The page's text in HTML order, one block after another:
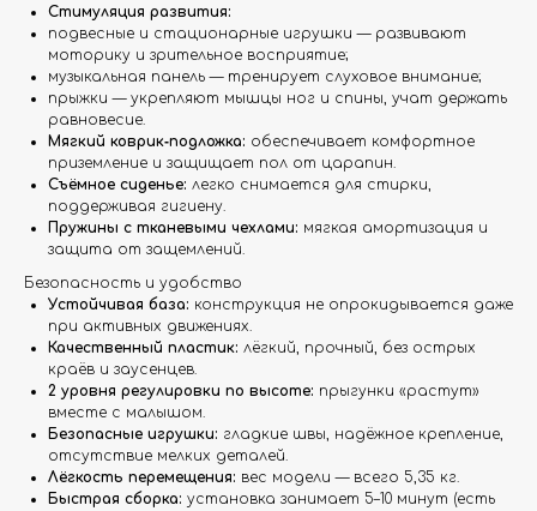
Стимуляция развития:
подвесные и стационарные игрушки — развивают
моторику и зрительное восприятие;
музыкальная панель — тренирует слуховое внимание;
прыжки — укрепляют мышцы ног и спины, учат держать
равновесие.
Мягкий коврик‑подложка: обеспечивает комфортное
приземление и защищает пол от царапин.
Съёмное сиденье: легко снимается для стирки,
поддерживая гигиену.
Пружины с тканевыми чехлами: мягкая амортизация и
защита от защемлений.
Безопасность и удобство
Устойчивая база: конструкция не опрокидывается даже
при активных движениях.
Качественный пластик: лёгкий, прочный, без острых
краёв и заусенцев.
2 уровня регулировки по высоте: прыгунки «растут»
вместе с малышом.
Безопасные игрушки: гладкие швы, надёжное крепление,
отсутствие мелких деталей.
Лёгкость перемещения: вес модели — всего 5,35 кг.
Быстрая сборка: установка занимает 5–10 минут (есть